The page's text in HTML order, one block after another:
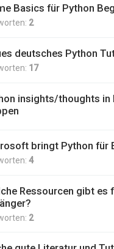
Basics für Python
2
deutsches Python
17
insights/thoughts in
bringt Python für
4
Ressourcen gibt es
2